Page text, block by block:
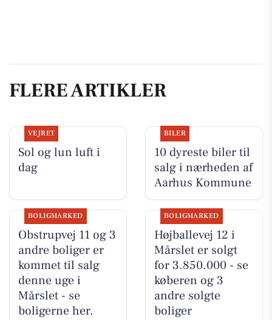
FLERE ARTIKLER
VEJRET
Sol og lun luft i
dag
BILER
10 dyreste biler til
salg i nærheden af
Aarhus Kommune
BOLIGMARKED
Obstrupvej 11 og 3
andre boliger er
kommet til salg
denne uge i
Mårslet - se
boligerne her.
BOLIGMARKED
Højballevej 12 i
Mårslet er solgt
for 3.850.000 - se
køberen og 3
andre solgte
boliger